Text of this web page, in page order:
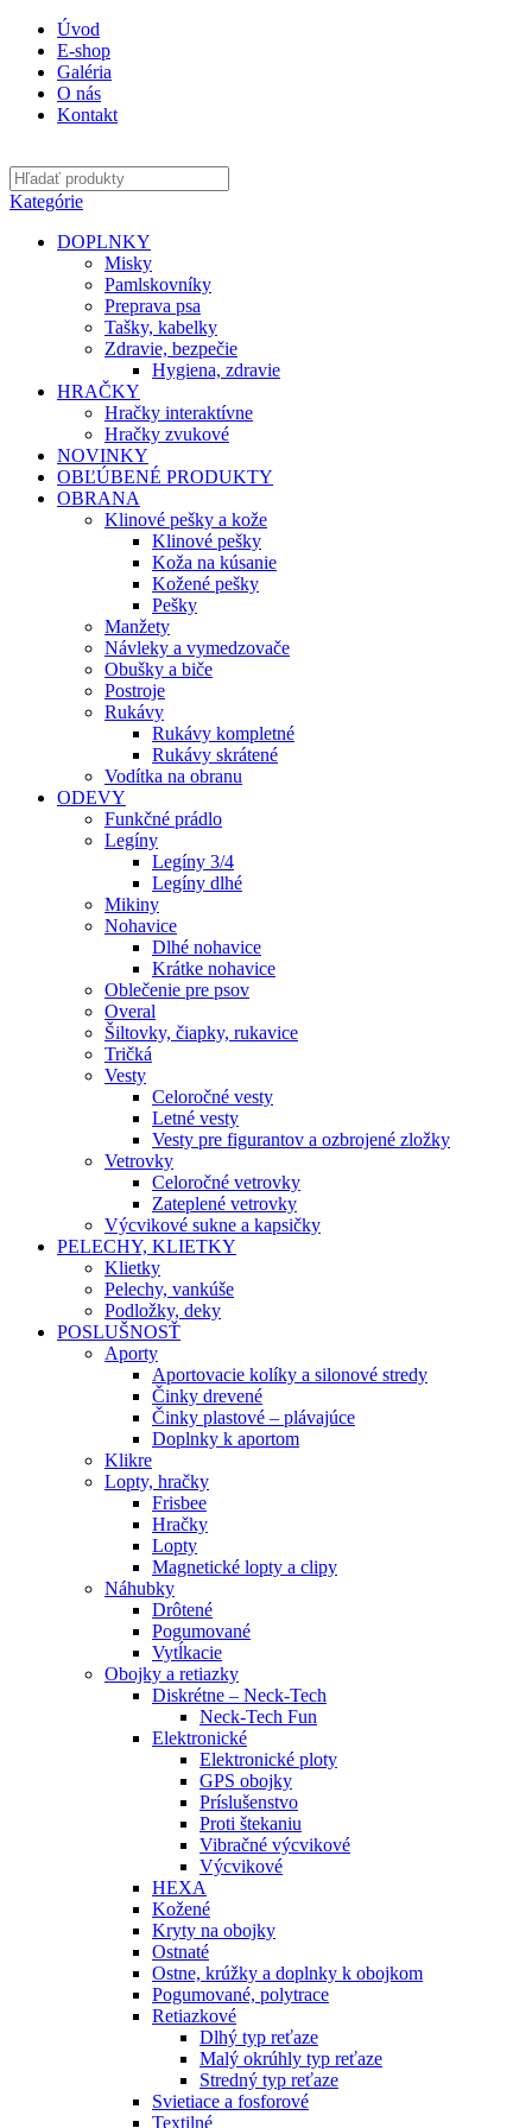
Úvod
E-shop
Galéria
O nás
Kontakt
Kategórie
DOPLNKY
Misky
Pamlskovníky
Preprava psa
Tašky, kabelky
Zdravie, bezpečie
Hygiena, zdravie
HRAČKY
Hračky interaktívne
Hračky zvukové
NOVINKY
OBĽÚBENÉ PRODUKTY
OBRANA
Klinové pešky a kože
Klinové pešky
Koža na kúsanie
Kožené pešky
Pešky
Manžety
Návleky a vymedzovače
Obušky a biče
Postroje
Rukávy
Rukávy kompletné
Rukávy skrátené
Vodítka na obranu
ODEVY
Funkčné prádlo
Legíny
Legíny 3/4
Legíny dlhé
Mikiny
Nohavice
Dlhé nohavice
Krátke nohavice
Oblečenie pre psov
Overal
Šiltovky, čiapky, rukavice
Tričká
Vesty
Celoročné vesty
Letné vesty
Vesty pre figurantov a ozbrojené zložky
Vetrovky
Celoročné vetrovky
Zateplené vetrovky
Výcvikové sukne a kapsičky
PELECHY, KLIETKY
Klietky
Pelechy, vankúše
Podložky, deky
POSLUŠNOSŤ
Aporty
Aportovacie kolíky a silonové stredy
Činky drevené
Činky plastové – plávajúce
Doplnky k aportom
Klikre
Lopty, hračky
Frisbee
Hračky
Lopty
Magnetické lopty a clipy
Náhubky
Drôtené
Pogumované
Vytĺkacie
Obojky a retiazky
Diskrétne – Neck-Tech
Neck-Tech Fun
Elektronické
Elektronické ploty
GPS obojky
Príslušenstvo
Proti štekaniu
Vibračné výcvikové
Výcvikové
HEXA
Kožené
Kryty na obojky
Ostnaté
Ostne, krúžky a doplnky k obojkom
Pogumované, polytrace
Retiazkové
Dlhý typ reťaze
Malý okrúhly typ reťaze
Stredný typ reťaze
Svietiace a fosforové
Textilné